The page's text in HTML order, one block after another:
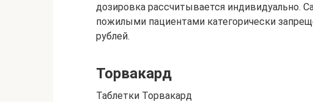
дозировка рассчитывается индивидуально.
пожилыми пациентами категорически
рублей.
Торвакард
Таблетки Торвакард